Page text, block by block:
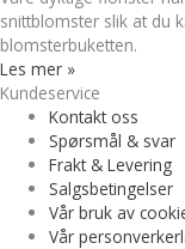
snittblomster slik at du
blomsterbuketten.
Les mer »
Kundeservice
Kontakt oss
Spørsmål & svar
Frakt & Levering
Salgsbetingelser
Vår bruk av
Vår